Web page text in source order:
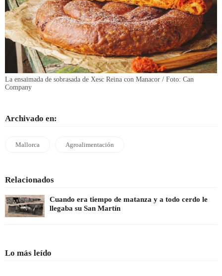
La ensaimada de sobrasada de Xesc Reina con Manacor / Foto: Can
Company
Archivado en:
Mallorca Agroalimentación
Relacionados
Cuando era tiempo de matanza y a todo cerdo le
llegaba su San Martín
Lo más leído